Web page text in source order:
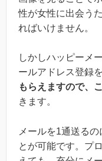
性が女性に出会う
ればいけません。
しかしハッピーメ
ールアドレス登録
もらえますので、
きます。
メールを1通送る
とが可能です。プ